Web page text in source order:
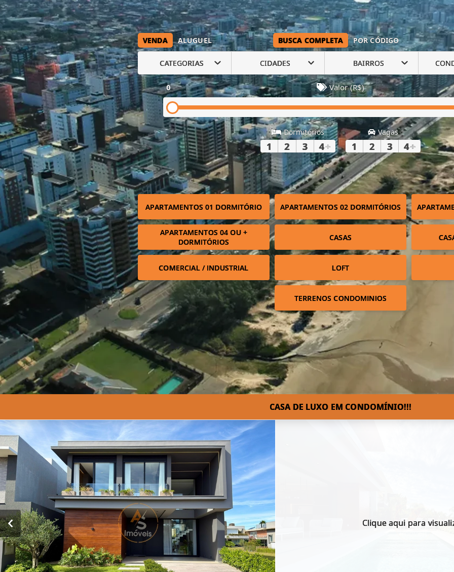
VENDA ALUGUEL BUSCA COMPLETA POR CÓDIGO
CATEGORIAS CIDADES BAIRROS
0 Valor (R$)
Dormitórios
1 2 3 4+
Vagas
1 2 3 4+
APARTAMENTOS 01 DORMITÓRIO APARTAMENTOS 02 DORMITÓRIOS
APARTAMENTOS 04 OU +
DORMITÓRIOS
CASAS
COMERCIAL / INDUSTRIAL LOFT
TERRENOS CONDOMINIOS
CASA DE LUXO EM CONDOMÍNIO!!!
Clique aqui para